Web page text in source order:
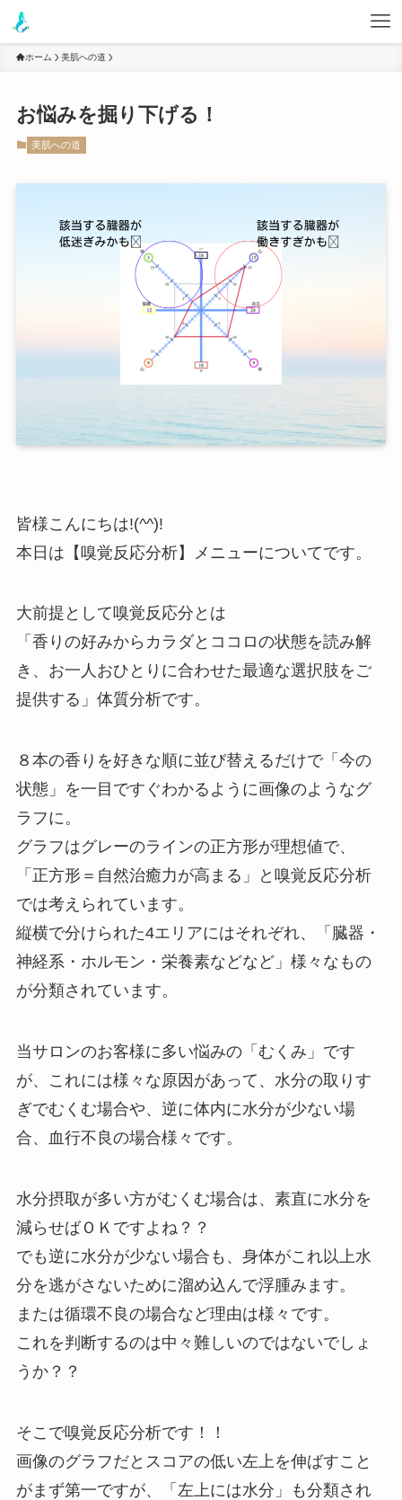
ホーム 美肌への道
お悩みを掘り下げる！
美肌への道
皆様こんにちは!(^^)!
本日は【嗅覚反応分析】メニューについてです。
大前提として嗅覚反応分とは
「香りの好みからカラダとココロの状態を読み解
き、お一人おひとりに合わせた最適な選択肢をご
提供する」体質分析です。
８本の香りを好きな順に並び替えるだけで「今の
状態」を一目ですぐわかるように画像のようなグ
ラフに。
グラフはグレーのラインの正方形が理想値で、
「正方形＝自然治癒力が高まる」と嗅覚反応分析
では考えられています。
縦横で分けられた4エリアにはそれぞれ、「臓器・
神経系・ホルモン・栄養素などなど」様々なもの
が分類されています。
当サロンのお客様に多い悩みの「むくみ」です
が、これには様々な原因があって、水分の取りす
ぎでむくむ場合や、逆に体内に水分が少ない場
合、血行不良の場合様々です。
水分摂取が多い方がむくむ場合は、素直に水分を
減らせばＯＫですよね？？
でも逆に水分が少ない場合も、身体がこれ以上水
分を逃がさないために溜め込んで浮腫みます。
または循環不良の場合など理由は様々です。
これを判断するのは中々難しいのではないでしょ
うか？？
そこで嗅覚反応分析です！！
画像のグラフだとスコアの低い左上を伸ばすこと
がまず第一ですが、「左上には水分」も分類され